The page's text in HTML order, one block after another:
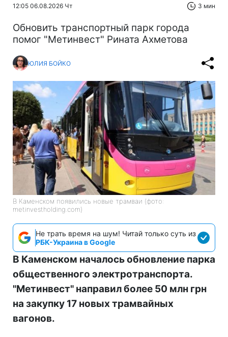
12:05 06.08.2026 Чт 3 мин
Обновить транспортный парк города
помог "Метинвест" Рината Ахметова
ЮЛИЯ БОЙКО
В Каменском появились новые трамваи (фото:
metinvestholding.com)
Не трать время на шум! Читай только суть из
РБК-Украина в Google
В Каменском началось обновление парка
общественного электротранспорта.
"Метинвест" направил более 50 млн грн
на закупку 17 новых трамвайных
вагонов.